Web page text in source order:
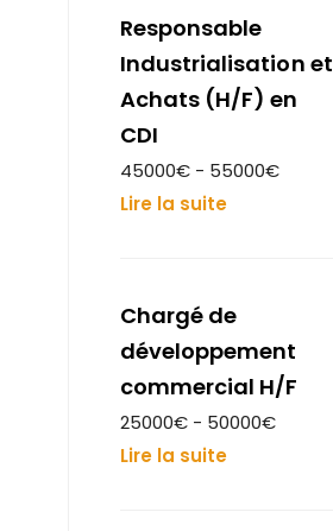
Responsable
Industrialisation et
Achats (H/F) en
CDI
45000€ - 55000€
Lire la suite
Chargé de
développement
commercial H/F
25000€ - 50000€
Lire la suite